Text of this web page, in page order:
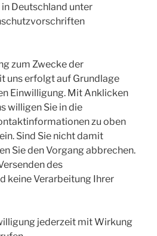
Deutschland unter
zum Zwecke der
uns erfolgt auf Grundlage
Einwilligung. Mit Anklicken
willigen Sie in die
zu oben
Sind Sie nicht damit
Sie den Vorgang abbrechen.
des
keine Verarbeitung Ihrer
jederzeit mit Wirkung